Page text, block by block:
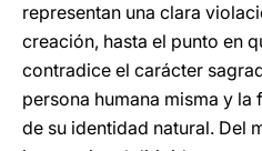
representan una clara
creación, hasta el punto en
contradice el carácter
persona humana misma y
de su identidad natural. Del